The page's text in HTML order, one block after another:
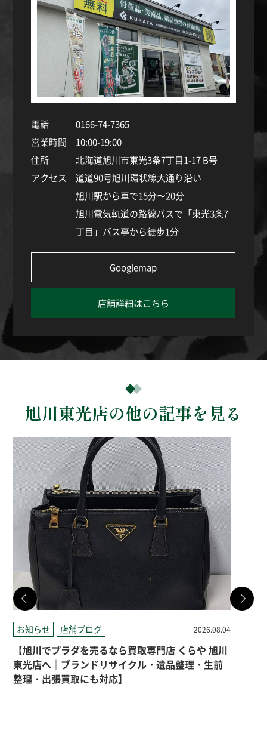
電話
0166-74-7365
営業時間
10:00-19:00
住所
北海道旭川市東光3条7丁目1-17 B号
アクセス
道道90号旭川環状線大通り沿い
旭川駅から車で15分〜20分
旭川電気軌道の路線バスで「東光3条7
丁目」バス亭から徒歩1分
Googlemap
店舗詳細はこちら
旭川東光店の他の記事を見る
お知らせ 店舗ブログ 2026.08.04
【旭川でプラダを売るなら買取専門店 くらや 旭川
東光店へ｜ブランドリサイクル・遺品整理・生前
整理・出張買取にも対応】